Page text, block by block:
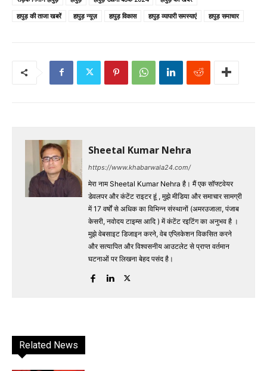
हापुड़ की ताजा खबरें
हापुड़ न्यूज़ हापुड़ विकास हापुड़ व्यापारी समस्याएं हापुड़ समाचार
Sheetal Kumar Nehra
https://www.khabarwala24.com/
मेरा नाम Sheetal Kumar Nehra है। मैं एक सॉफ्टवेयर
डेवलपर और कंटेंट राइटर हूं , मुझे मीडिया और समाचार सामग्री
में 17 वर्षों से अधिक का विभिन्न संस्थानों (अमरउजाला, पंजाब
केसरी, नवोदय टाइम्स आदि ) में कंटेंट रइटिंग का अनुभव है ।
मुझे वेबसाइट डिजाइन करने, वेब एप्लिकेशन विकसित करने
और सत्यापित और विश्वसनीय आउटलेट से प्राप्त वर्तमान
घटनाओं पर लिखना बेहद पसंद है।
Related News